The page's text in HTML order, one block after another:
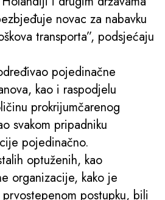
novac za nabavku
transporta”, podsjećaju
pojedinačne
kao i raspodjelu
prokrijumčarenog
svakom pripadniku
pojedinačno.
optuženih, kao
organizacije, kako je
postupku, bili